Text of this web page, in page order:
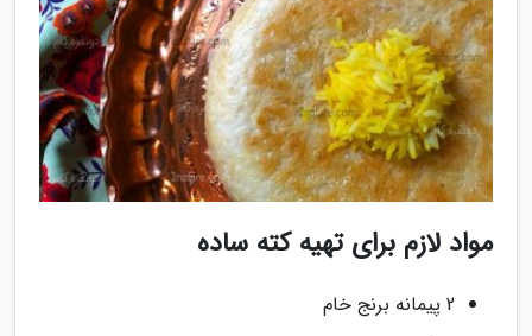
مواد لازم برای تهیه کته ساده
2 پیمانه برنج خام